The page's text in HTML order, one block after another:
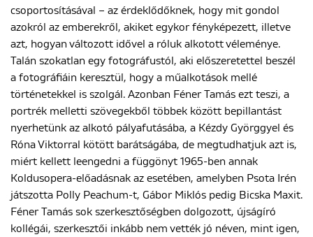
csoportosításával – az érdeklődőknek, hogy mit gondol
azokról az emberekről, akiket egykor fényképezett, illetve
azt, hogyan változott idővel a róluk alkotott véleménye.
Talán szokatlan egy fotográfustól, aki előszeretettel beszél
a fotográfiáin keresztül, hogy a műalkotások mellé
történetekkel is szolgál. Azonban Féner Tamás ezt teszi, a
portrék melletti szövegekből többek között bepillantást
nyerhetünk az alkotó pályafutásába, a Kézdy Györggyel és
Róna Viktorral kötött barátságába, de megtudhatjuk azt is,
miért kellett leengedni a függönyt 1965-ben annak
Koldusopera-előadásnak az esetében, amelyben Psota Irén
játszotta Polly Peachum-t, Gábor Miklós pedig Bicska Maxit.
Féner Tamás sok szerkesztőségben dolgozott, újságíró
kollégái, szerkesztői inkább nem vették jó néven, mint igen,